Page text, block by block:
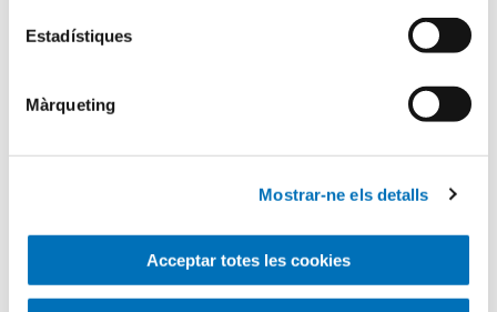
Estadístiques
Màrqueting
Mostrar-ne els detalls
Acceptar totes les cookies
Testimonis